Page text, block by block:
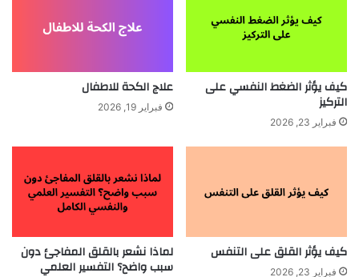
كيف يؤثر الضغط النفسي على
التركيز
فبراير 23, 2026
علاج الكحة للاطفال
فبراير 19, 2026
كيف يؤثر القلق على التنفس
فبراير 23, 2026
لماذا نشعر بالقلق المفاجئ دون
سبب واضح؟ التفسير العلمي